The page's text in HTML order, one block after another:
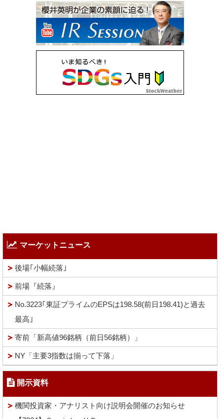
マーケットニュース
後場｢小幅続落｣
前場『続落』
No.3223｢東証プライムのEPSは198.58(前日198.41)と過去
最高｣
寄前「新高値96銘柄（前日56銘柄）」
NY「主要3指数は揃って下落」
開示資料
機関投資家・アナリスト向け説明会開催のお知らせ